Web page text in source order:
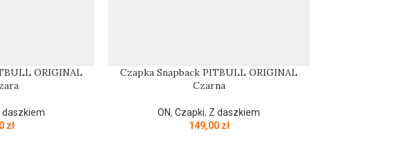
ORIGINAL
daszkiem
zł
Czapka Snapback PITBULL ORIGINAL
Czarna
ON,Czapki, Z daszkiem
149,00 zł